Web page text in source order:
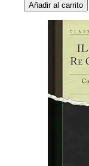
Añadir al carrito